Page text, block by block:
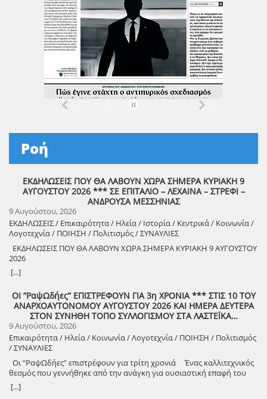
Ροή
ΕΚΔΗΛΩΣΕΙΣ ΠΟΥ ΘΑ ΛΑΒΟΥΝ ΧΩΡΑ ΣΗΜΕΡΑ ΚΥΡΙΑΚΗ 9
ΑΥΓΟΥΣΤΟΥ 2026 *** ΣΕ ΕΠΙΤΑΛΙΟ – ΛΕΧΑΙΝΑ – ΣΤΡΕΦΙ –
ΑΝΔΡΟΥΣΑ ΜΕΣΣΗΝΙΑΣ
9 Αυγούστου, 2026
ΕΚΔΗΛΩΣΕΙΣ / Επικαιρότητα / Ηλεία / Ιστορία / Κεντρικά / Κοινωνία /
Λογοτεχνία / ΠΟΙΗΣΗ / Πολιτισμός / ΣΥΝΑΥΛΙΕΣ
ΕΚΔΗΛΩΣΕΙΣ ΠΟΥ ΘΑ ΛΑΒΟΥΝ ΧΩΡΑ ΣΗΜΕΡΑ ΚΥΡΙΑΚΗ 9 ΑΥΓΟΥΣΤΟΥ
2026
88888888888888888888888888888888888888888888888888888888888888
88888888888888888888888888888888888888888888888888888888888888
[...]
ΟΙ “ΡαψΩδήες” ΕΠΙΣΤΡΕΦΟΥΝ ΓΙΑ 3η ΧΡΟΝΙΑ *** ΣΤΙΣ 10 ΤΟΥ
ΑΝΑΡΧΟΑΥΤΟΝΟΜΟΥ ΑΥΓΟΥΣΤΟΥ 2026 ΚΑΙ ΗΜΕΡΑ ΔΕΥΤΕΡΑ
ΣΤΟΝ ΣΥΝΗΘΗ ΤΟΠΟ ΣΥΛΛΟΓΙΣΜΟΥ ΣΤΑ ΛΑΣΤΕΪΚΑ…
9 Αυγούστου, 2026
Επικαιρότητα / Ηλεία / Κοινωνία / Λογοτεχνία / ΠΟΙΗΣΗ / Πολιτισμός
/ ΣΥΝΑΥΛΙΕΣ
Οι “ΡαψΩδήες” επιστρέφουν για τρίτη χρονιά Ένας καλλιτεχνικός
θεσμός που γεννήθηκε από την ανάγκη για ουσιαστική επαφή του
ανθρώπου, με τον λόγο και την μουσική. Πιστοί στο όραμά μας για
συμμετοχική καλλιτεχνική έκφραση, συνεχίζουμε να βλέπουμε τον
[...]